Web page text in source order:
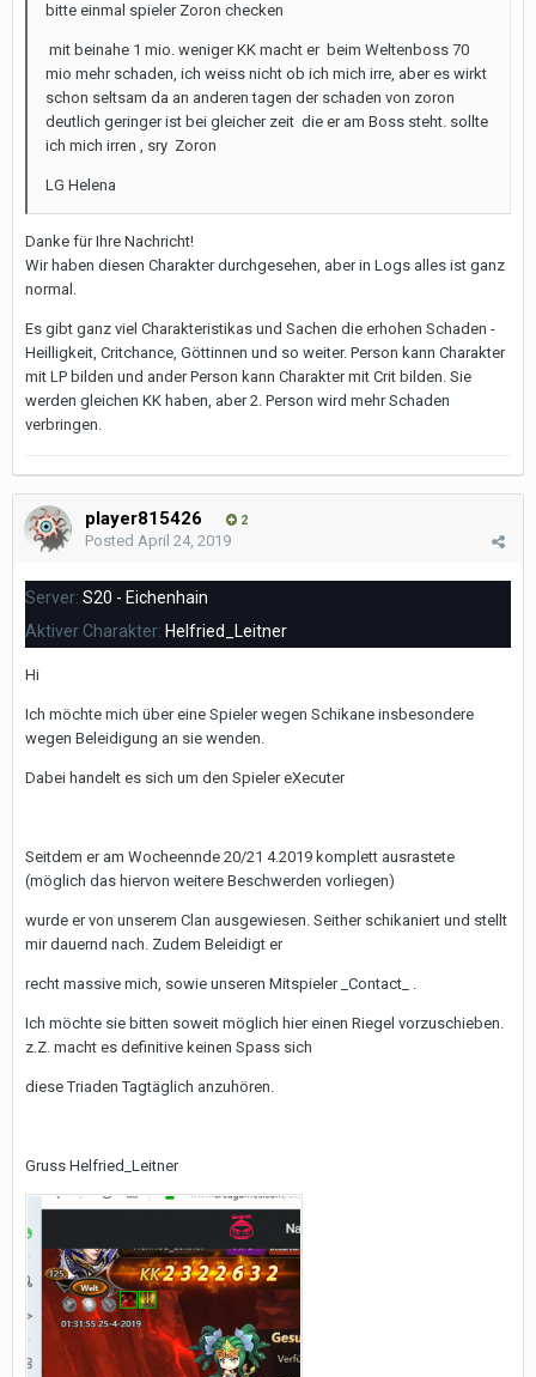
bitte einmal spieler Zoron checken
mit beinahe 1 mio. weniger KK macht er beim Weltenboss 70
mio mehr schaden, ich weiss nicht ob ich mich irre, aber es wirkt
schon seltsam da an anderen tagen der schaden von zoron
deutlich geringer ist bei gleicher zeit die er am Boss steht. sollte
ich mich irren , sry Zoron
LG Helena
Danke für Ihre Nachricht!
Wir haben diesen Charakter durchgesehen, aber in Logs alles ist ganz
normal.
Es gibt ganz viel Charakteristikas und Sachen die erhohen Schaden -
Heilligkeit, Critchance, Göttinnen und so weiter. Person kann Charakter
mit LP bilden und ander Person kann Charakter mit Crit bilden. Sie
werden gleichen KK haben, aber 2. Person wird mehr Schaden
verbringen.
player815426 2
Posted April 24, 2019
Server: S20 - Eichenhain
Aktiver Charakter: Helfried_Leitner
Hi
Ich möchte mich über eine Spieler wegen Schikane insbesondere
wegen Beleidigung an sie wenden.
Dabei handelt es sich um den Spieler eXecuter
Seitdem er am Wocheennde 20/21 4.2019 komplett ausrastete
(möglich das hiervon weitere Beschwerden vorliegen)
wurde er von unserem Clan ausgewiesen. Seither schikaniert und stellt
mir dauernd nach. Zudem Beleidigt er
recht massive mich, sowie unseren Mitspieler _Contact_ .
Ich möchte sie bitten soweit möglich hier einen Riegel vorzuschieben.
z.Z. macht es definitive keinen Spass sich
diese Triaden Tagtäglich anzuhören.
Gruss Helfried_Leitner